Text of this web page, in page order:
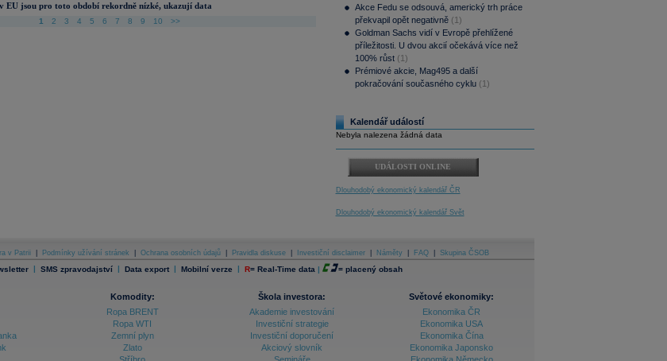
EU jsou pro toto období rekordně nízké, ukazují data
1 2 3 4 5 6 7 8 9 10 >>
Akce Fedu se odsouvá, americký trh práce
překvapil opět negativně (1)
Goldman Sachs vidí v Evropě přehlížené
příležitosti. U dvou akcií očekává více než
100% růst (1)
Prémiové akcie, Mag495 a další
pokračování současného cyklu (1)
Kalendář událostí
Nebyla nalezena žádná data
UDÁLOSTI ONLINE
Dlouhodobý ekonomický kalendář ČR
Dlouhodobý ekonomický kalendář Svět
v Patrii Podmínky užívání stránek Ochrana osobních údajů Pravidla diskuse Investiční disclaimer Náměty FAQ Skupina ČSOB
| SMS zpravodajství | Data export | Mobilní verze | R= Real-Time data | = placený obsah
Komodity:
Ropa BRENT
Ropa WTI
Zemní plyn
Zlato
Škola investora:
Akademie investování
Investiční strategie
Investiční doporučení
Akciový slovník
Světové ekonomiky:
Ekonomika ČR
Ekonomika USA
Ekonomika Čína
Ekonomika Japonsko